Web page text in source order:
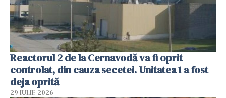
Reactorul 2 de la Cernavodă va fi oprit
controlat, din cauza secetei. Unitatea 1 a fost
deja oprită
29 IULIE 2026